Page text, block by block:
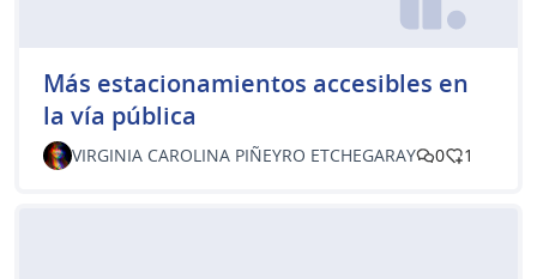
Más estacionamientos accesibles en
la vía pública
VIRGINIA CAROLINA PIÑEYRO ETCHEGARAY 0 1